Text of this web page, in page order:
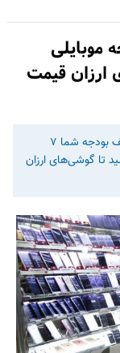
چه موبایلی
ارزان قیمت
اگر به دنبال خرید یک گوشی موبایل هستید و سقف بودجه شما ۷
تا گوشی‌های ارزان